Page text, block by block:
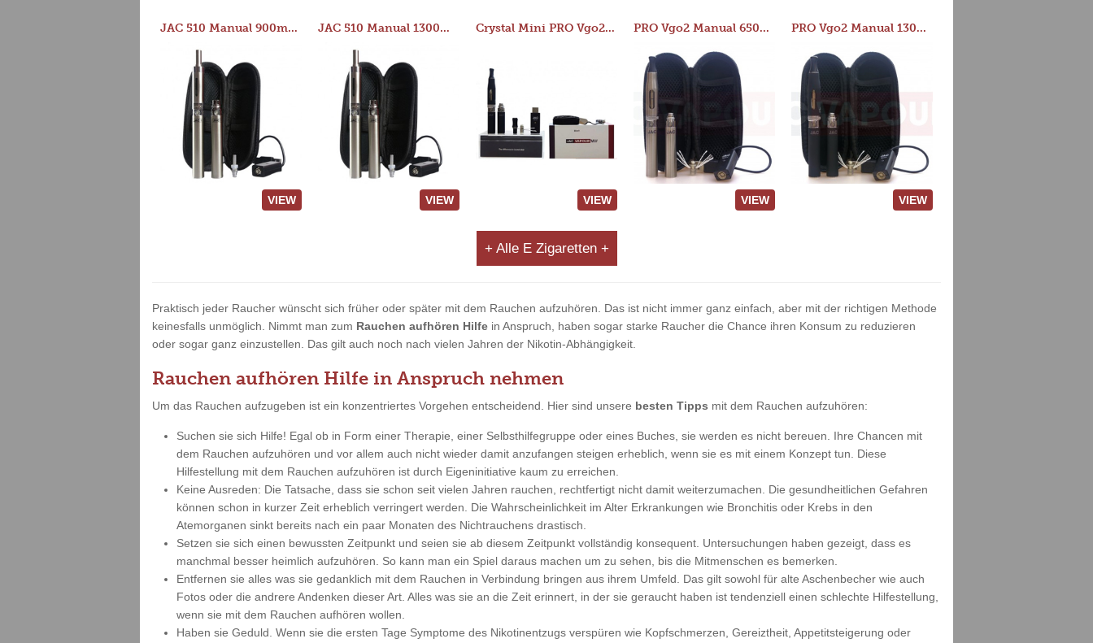
JAC 510 Manual 900mAh Starter Kit
VIEW
JAC 510 Manual 1300mAh Starter Kit
VIEW
Crystal Mini PRO Vgo2 Manual 400mAh Kit
VIEW
PRO Vgo2 Manual 650mAh Kit
VIEW
PRO Vgo2 Manual 1300mAh Kit
VIEW
+ Alle E Zigaretten +
Praktisch jeder Raucher wünscht sich früher oder später mit dem Rauchen aufzuhören. Das ist nicht immer ganz einfach, aber mit der richtigen Methode
keinesfalls unmöglich. Nimmt man zum Rauchen aufhören Hilfe in Anspruch, haben sogar starke Raucher die Chance ihren Konsum zu reduzieren
oder sogar ganz einzustellen. Das gilt auch noch nach vielen Jahren der Nikotin-Abhängigkeit.
Rauchen aufhören Hilfe in Anspruch nehmen
Um das Rauchen aufzugeben ist ein konzentriertes Vorgehen entscheidend. Hier sind unsere besten Tipps mit dem Rauchen aufzuhören:
Suchen sie sich Hilfe! Egal ob in Form einer Therapie, einer Selbsthilfegruppe oder eines Buches, sie werden es nicht bereuen. Ihre Chancen mit
dem Rauchen aufzuhören und vor allem auch nicht wieder damit anzufangen steigen erheblich, wenn sie es mit einem Konzept tun. Diese
Hilfestellung mit dem Rauchen aufzuhören ist durch Eigeninitiative kaum zu erreichen.
Keine Ausreden: Die Tatsache, dass sie schon seit vielen Jahren rauchen, rechtfertigt nicht damit weiterzumachen. Die gesundheitlichen Gefahren
können schon in kurzer Zeit erheblich verringert werden. Die Wahrscheinlichkeit im Alter Erkrankungen wie Bronchitis oder Krebs in den
Atemorganen sinkt bereits nach ein paar Monaten des Nichtrauchens drastisch.
Setzen sie sich einen bewussten Zeitpunkt und seien sie ab diesem Zeitpunkt vollständig konsequent. Untersuchungen haben gezeigt, dass es
manchmal besser heimlich aufzuhören. So kann man ein Spiel daraus machen um zu sehen, bis die Mitmenschen es bemerken.
Entfernen sie alles was sie gedanklich mit dem Rauchen in Verbindung bringen aus ihrem Umfeld. Das gilt sowohl für alte Aschenbecher wie auch
Fotos oder die andrere Andenken dieser Art. Alles was sie an die Zeit erinnert, in der sie geraucht haben ist tendenziell einen schlechte Hilfestellung,
wenn sie mit dem Rauchen aufhören wollen.
Haben sie Geduld. Wenn sie die ersten Tage Symptome des Nikotinentzugs verspüren wie Kopfschmerzen, Gereiztheit, Appetitsteigerung oder